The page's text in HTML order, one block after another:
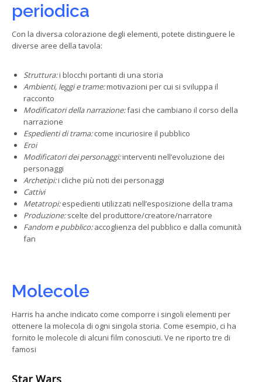
periodica
Con la diversa colorazione degli elementi, potete distinguere le
diverse aree della tavola:
Struttura:i blocchi portanti di una storia
Ambienti, leggi e trame:motivazioni per cui si sviluppa il
racconto
Modificatori della narrazione:fasi che cambiano il corso della
narrazione
Espedienti di trama:come incuriosire il pubblico
Eroi
Modificatori dei personaggi:interventi nell’evoluzione dei
personaggi
Archetipi:i cliche più noti dei personaggi
Cattivi
Metatropi:espedienti utilizzati nell’esposizione della trama
Produzione:scelte del produttore/creatore/narratore
Fandom e pubblico:accoglienza del pubblico e dalla comunità
fan
Molecole
Harris ha anche indicato come comporre i singoli elementi per
ottenere la molecola di ogni singola storia. Come esempio, ci ha
fornito le molecole di alcuni film conosciuti. Ve ne riporto tre di
famosi
Star Wars